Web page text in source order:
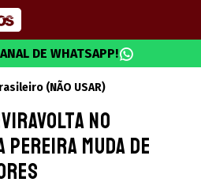
DE WHATSAPP!
(NÃO USAR)
no
muda de